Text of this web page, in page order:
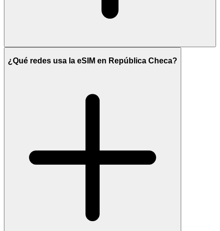
¿Qué redes usa la eSIM en República Checa?